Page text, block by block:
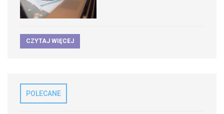
CZYTAJ WIĘCEJ
POLECANE